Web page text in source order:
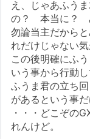
え、じゃあふう
の？ 本当に？
勿論当主だから
れだけじゃない気
この後明確にふ
いう事から行動
ふうま君の立ち
があるという事だ
・・・どこぞの
れんけど。